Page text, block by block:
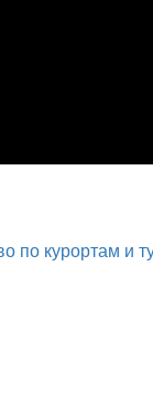
по курортам и